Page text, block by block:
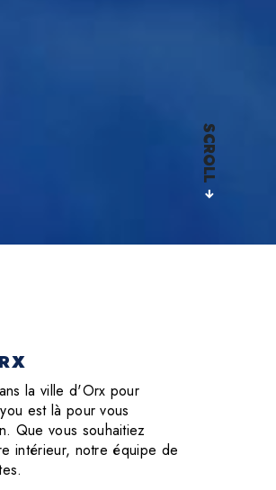
SCROLL
la ville d'Orx pour
est là pour vous
Que vous souhaitiez
intérieur, notre équipe de